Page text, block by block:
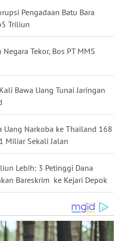
Pengadaan Batu Bara
Triliun
Tekor, Bos PT MMS
Bawa Uang Tunai Jaringan
Uang Narkoba ke Thailand 168
Miliar Sekali Jalan
Lebih: 3 Petinggi Dana
Bareskrim ke Kejari Depok